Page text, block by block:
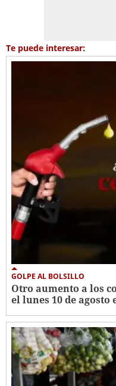
Te puede interesar:
GOLPE AL BOLSILLO
Otro aumento a los
el lunes 10 de agosto